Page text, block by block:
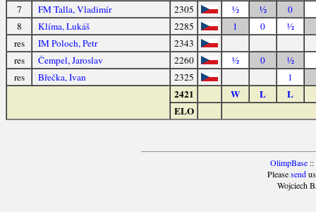
7
FM Talla, Vladimír 2305 ½ ½
0
8
Klíma, Lukáš 2285 1 0
½
res
IM Poloch, Petr
2343
res
Čempel, Jaroslav 2260 ½ 0
½
res
Břečka, Ivan 2325 1
2421 W L
L
ELO
OlimpBase::
Pleasesendus
Wojciech